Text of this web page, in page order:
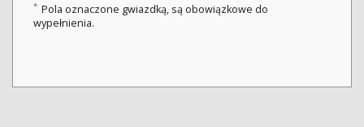
* Pola oznaczone gwiazdką, są obowiązkowe do
wypełnienia.